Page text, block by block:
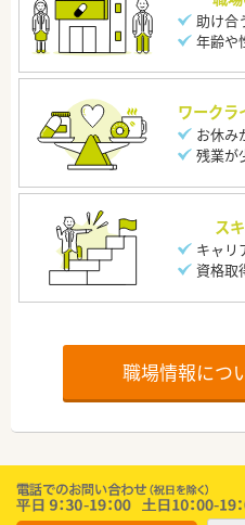
助け合
年齢や
ワークラ
お休み
残業が
ス
キャリ
資格取
職場情報につ